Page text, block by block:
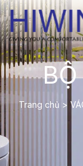
Trang chủ >